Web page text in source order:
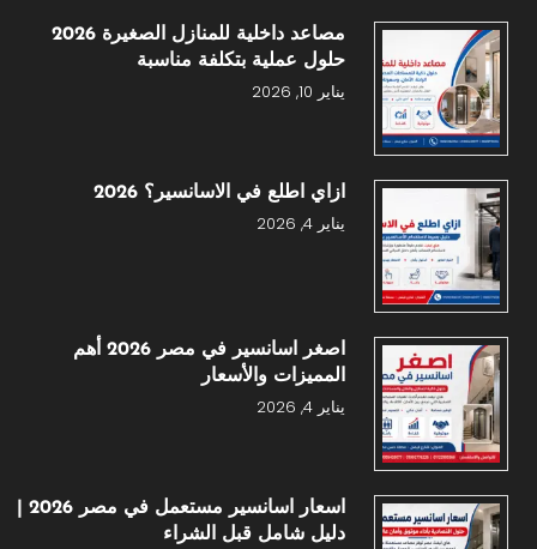
مصاعد داخلية للمنازل الصغيرة 2026
حلول عملية بتكلفة مناسبة
يناير 10, 2026
ازاي اطلع في الاسانسير؟ 2026
يناير 4, 2026
اصغر اسانسير في مصر 2026 أهم
المميزات والأسعار
يناير 4, 2026
دليل شامل قبل الشراء